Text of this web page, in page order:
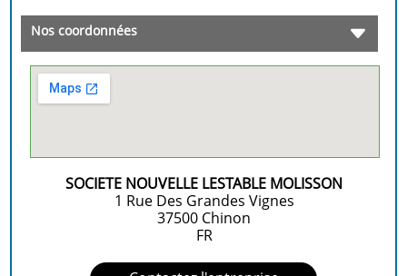
Nos coordonnées
SOCIETE NOUVELLE LESTABLE MOLISSON
1 Rue Des Grandes Vignes
37500 Chinon
FR